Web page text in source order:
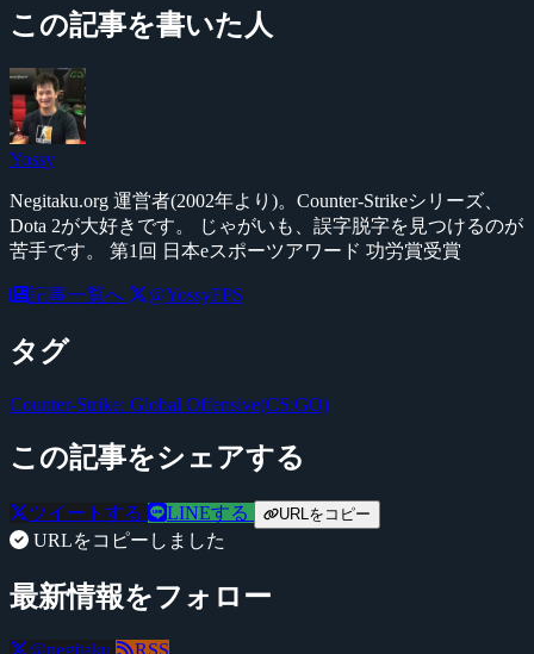
この記事を書いた人
Yossy
Negitaku.org 運営者(2002年より)。Counter-Strikeシリーズ、
Dota 2が大好きです。 じゃがいも、誤字脱字を見つけるのが
苦手です。 第1回 日本eスポーツアワード 功労賞受賞
記事一覧へ @YossyFPS
タグ
Counter-Strike: Global Offensive(CS:GO)
この記事をシェアする
ツイートする LINEする URLをコピー
URLをコピーしました
最新情報をフォロー